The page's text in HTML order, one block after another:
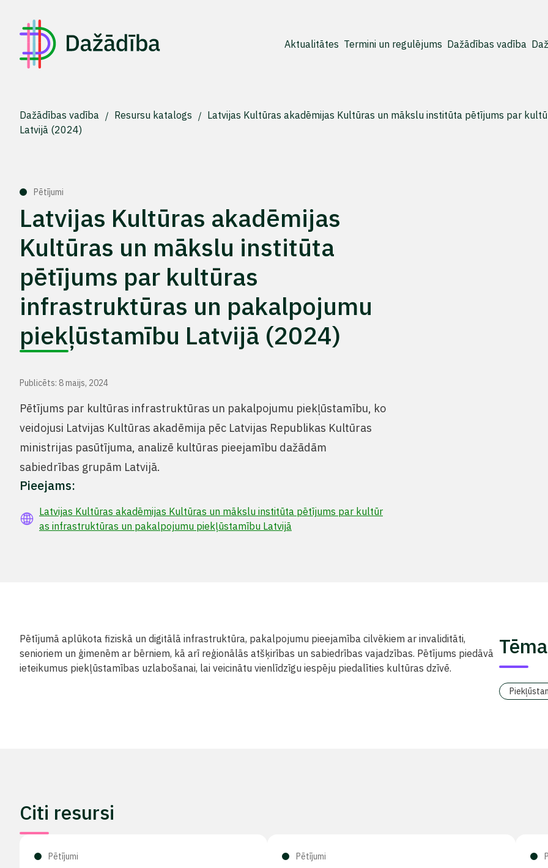
Aktualitātes Termini un regulējums Dažādības vadība
Dažādības vadība Resursu katalogs
Latvijas Kultūras akadēmijas Kultūras un mākslu institūta pētījums par
Latvijā (2024)
Pētījumi
Latvijas Kultūras akadēmijas
Kultūras un mākslu institūta
pētījums par kultūras
infrastruktūras un pakalpojumu
piekļūstamību Latvijā (2024)
Publicēts: 8 maijs, 2024
Pētījums par kultūras infrastruktūras un pakalpojumu piekļūstamību, ko
veidojusi Latvijas Kultūras akadēmija pēc Latvijas Republikas Kultūras
ministrijas pasūtījuma, analizē kultūras pieejamību dažādām
sabiedrības grupām Latvijā.
Pieejams:
Latvijas Kultūras akadēmijas Kultūras un mākslu institūta pētījums par kultūr
as infrastruktūras un pakalpojumu piekļūstamību Latvijā
Pētījumā aplūkota fiziskā un digitālā infrastruktūra, pakalpojumu pieejamība cilvēkiem ar invaliditāti,
senioriem un ģimenēm ar bērniem, kā arī reģionālās atšķirības un sabiedrības vajadzības. Pētījums piedāvā
ieteikumus piekļūstamības uzlabošanai, lai veicinātu vienlīdzīgu iespēju piedalīties kultūras dzīvē.
Citi resursi
Pētījumi Pētījumi